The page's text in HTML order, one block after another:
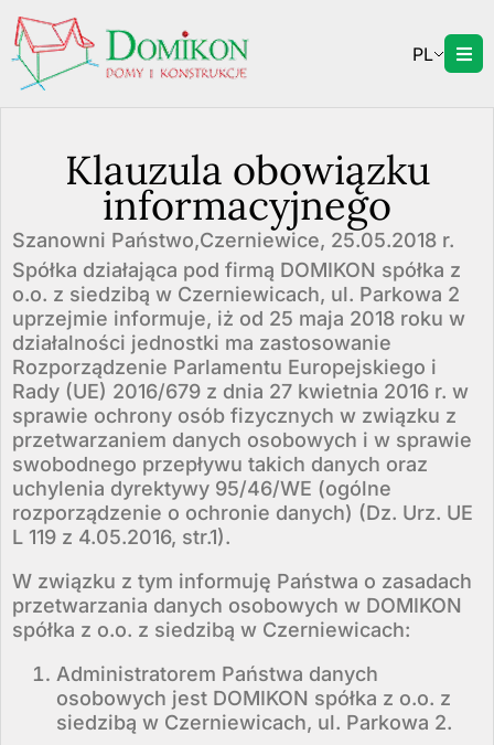
PL
Klauzula obowiązku
informacyjnego
Szanowni Państwo,Czerniewice, 25.05.2018 r.
Spółka działająca pod firmą DOMIKON spółka z
o.o. z siedzibą w Czerniewicach, ul. Parkowa 2
uprzejmie informuje, iż od 25 maja 2018 roku w
działalności jednostki ma zastosowanie
Rozporządzenie Parlamentu Europejskiego i
Rady (UE) 2016/679 z dnia 27 kwietnia 2016 r. w
sprawie ochrony osób fizycznych w związku z
przetwarzaniem danych osobowych i w sprawie
swobodnego przepływu takich danych oraz
uchylenia dyrektywy 95/46/WE (ogólne
rozporządzenie o ochronie danych) (Dz. Urz. UE
L 119 z 4.05.2016, str.1).
W związku z tym informuję Państwa o zasadach
przetwarzania danych osobowych w DOMIKON
spółka z o.o. z siedzibą w Czerniewicach:
Administratorem Państwa danych
osobowych jest DOMIKON spółka z o.o. z
siedzibą w Czerniewicach, ul. Parkowa 2.